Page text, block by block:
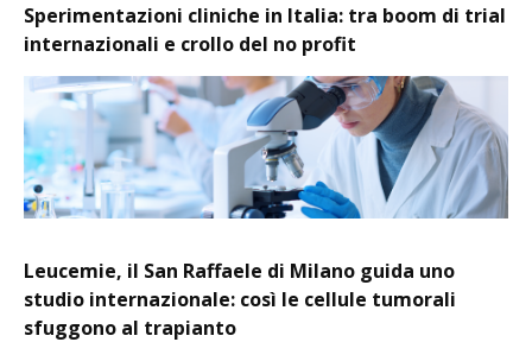
Sperimentazioni cliniche in Italia: tra boom di trial
internazionali e crollo del no profit
Leucemie, il San Raffaele di Milano guida uno
studio internazionale: così le cellule tumorali
sfuggono al trapianto